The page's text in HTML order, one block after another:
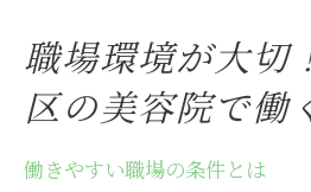
職場環境が大切
区の美容院で働
働きやすい職場の条件とは